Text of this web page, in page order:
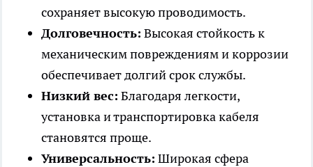
сохраняет высокую проводимость.
Долговечность: Высокая стойкость к
механическим повреждениям и коррозии
обеспечивает долгий срок службы.
Низкий вес: Благодаря легкости,
установка и транспортировка кабеля
становятся проще.
Универсальность: Широкая сфера